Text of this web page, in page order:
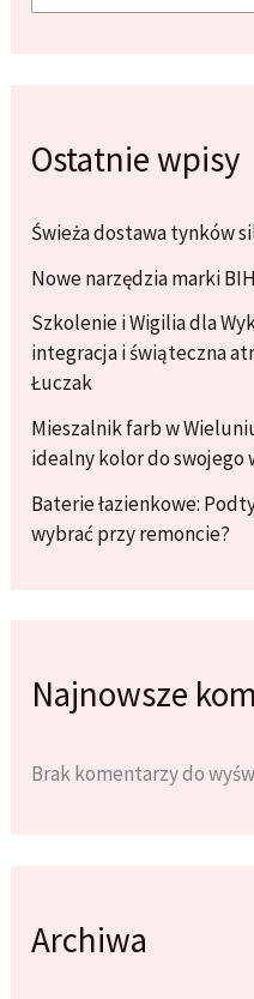
Ostatnie wpisy
Świeża dostawa tynków
Nowe narzędzia marki
Szkolenie i Wigilia dla
integracja i świąteczna
Łuczak
Mieszalnik farb w
idealny kolor do swojego
Baterie łazienkowe:
wybrać przy remoncie?
Najnowsze
Brak komentarzy do
Archiwa